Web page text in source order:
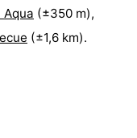
Aqua (±350 m),
(±1,6 km).